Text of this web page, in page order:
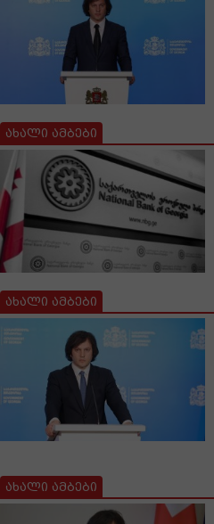
ახალი ამბები
ახალი ამბები
ახალი ამბები